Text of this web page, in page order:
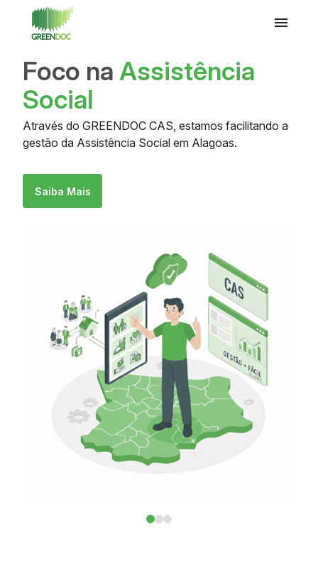
Foco na Assistência
Social
Através do GREENDOC CAS, estamos facilitando a
gestão da Assistência Social em Alagoas.
Saiba Mais